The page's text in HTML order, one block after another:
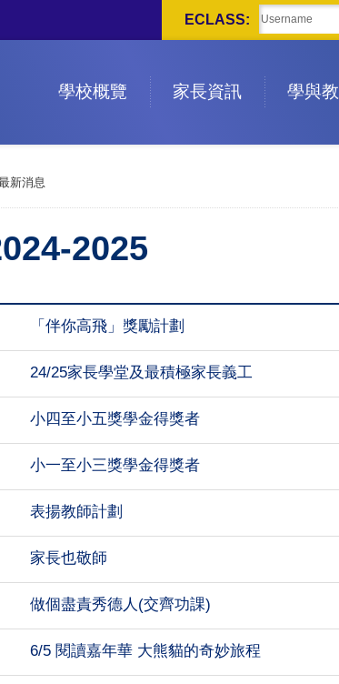
ECLASS:
學校概覽 家長資訊 學與教
新消息
2025
「伴你高飛」獎勵計劃
24/25家長學堂及最積極家長義工
小四至小五獎學金得獎者
小一至小三獎學金得獎者
表揚教師計劃
家長也敬師
做個盡責秀德人(交齊功課)
6/5 閱讀嘉年華 大熊貓的奇妙旅程